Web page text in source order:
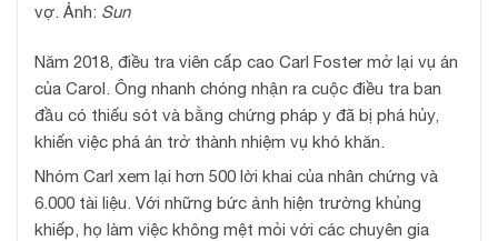
vợ. Ảnh: Sun
Năm 2018, điều tra viên cấp cao Carl Foster mở lại vụ án
của Carol. Ông nhanh chóng nhận ra cuộc điều tra ban
đầu có thiếu sót và bằng chứng pháp y đã bị phá hủy,
khiến việc phá án trở thành nhiệm vụ khó khăn.
Nhóm Carl xem lại hơn 500 lời khai của nhân chứng và
6.000 tài liệu. Với những bức ảnh hiện trường khủng
khiếp, họ làm việc không mệt mỏi với các chuyên gia